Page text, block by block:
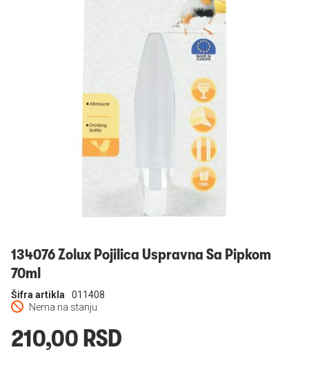
134076 Zolux Pojilica Uspravna Sa Pipkom
70ml
Nema na stanju
Šifra artikla 011408
210,00 RSD